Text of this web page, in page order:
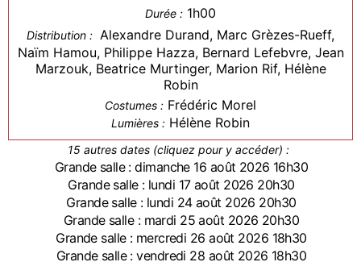
Durée : 1h00
Distribution : Alexandre Durand, Marc Grèzes-Rueff,
Naïm Hamou, Philippe Hazza, Bernard Lefebvre, Jean
Marzouk, Beatrice Murtinger, Marion Rif, Hélène
Robin
Costumes : Frédéric Morel
Lumières : Hélène Robin
15 autres dates (cliquez pour y accéder) :
Grande salle : dimanche 16 août 2026 16h30
Grande salle : lundi 17 août 2026 20h30
Grande salle : lundi 24 août 2026 20h30
Grande salle : mardi 25 août 2026 20h30
Grande salle : mercredi 26 août 2026 18h30
Grande salle : vendredi 28 août 2026 18h30